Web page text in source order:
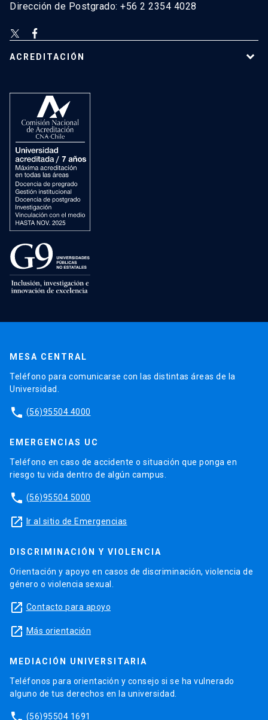
Dirección de Postgrado: +56 2 2354 4028
ACREDITACIÓN
MESA CENTRAL
Teléfono para comunicarse con las distintas áreas de la
Universidad.
phone (56)95504 4000
EMERGENCIAS UC
Teléfono en caso de accidente o situación que ponga en
riesgo tu vida dentro de algún campus.
phone (56)95504 5000
launch Ir al sitio de Emergencias
DISCRIMINACIÓN Y VIOLENCIA
Orientación y apoyo en casos de discriminación, violencia de
género o violencia sexual.
launch Contacto para apoyo
launch Más orientación
MEDIACIÓN UNIVERSITARIA
Teléfonos para orientación y consejo si se ha vulnerado
alguno de tus derechos en la universidad.
(56)95504 1691